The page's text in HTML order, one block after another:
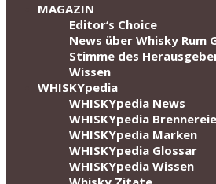
MAGAZIN
Editor‘s Choice
News über Whisky Rum
Stimme des
Wissen
WHISKYpedia
WHISKYpedia News
WHISKYpedia
WHISKYpedia Marken
WHISKYpedia Glossar
WHISKYpedia Wissen